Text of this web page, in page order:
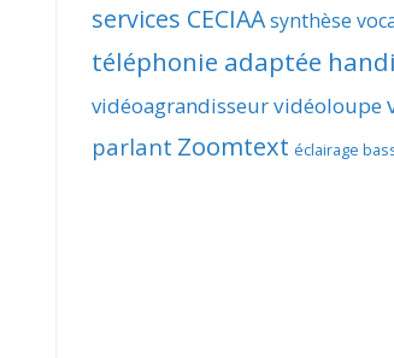
services CECIAAsynthèse
téléphonie adaptée
vidéoagrandisseurvidéoloupe
parlant Zoomtext éclairage